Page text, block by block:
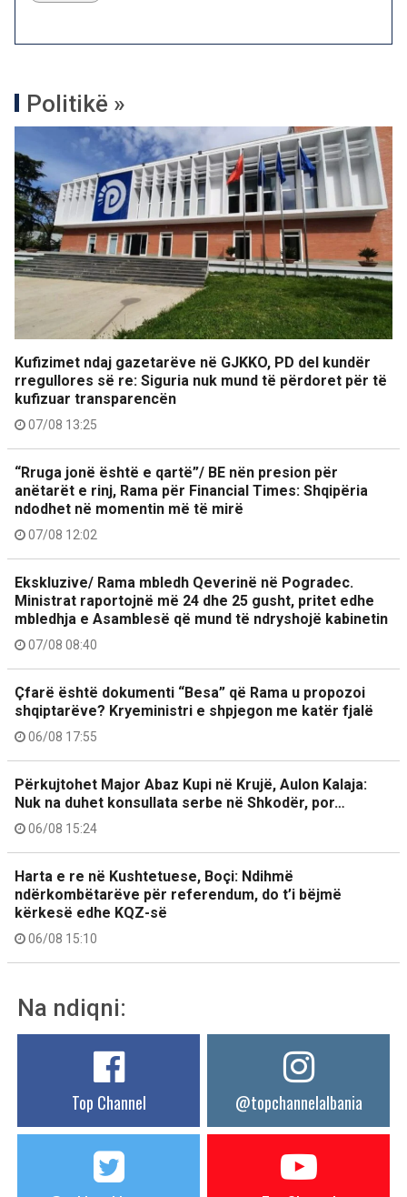
Politikë »
Kufizimet ndaj gazetarëve në GJKKO, PD del kundër
rregullores së re: Siguria nuk mund të përdoret për të
kufizuar transparencën
07/08 13:25
“Rruga jonë është e qartë”/ BE nën presion për
anëtarët e rinj, Rama për Financial Times: Shqipëria
ndodhet në momentin më të mirë
07/08 12:02
Ekskluzive/ Rama mbledh Qeverinë në Pogradec.
Ministrat raportojnë më 24 dhe 25 gusht, pritet edhe
mbledhja e Asamblesë që mund të ndryshojë kabinetin
07/08 08:40
Çfarë është dokumenti “Besa” që Rama u propozoi
shqiptarëve? Kryeministri e shpjegon me katër fjalë
06/08 17:55
Përkujtohet Major Abaz Kupi në Krujë, Aulon Kalaja:
Nuk na duhet konsullata serbe në Shkodër, por…
06/08 15:24
Harta e re në Kushtetuese, Boçi: Ndihmë
ndërkombëtarëve për referendum, do t’i bëjmë
kërkesë edhe KQZ-së
06/08 15:10
Na ndiqni:
Top Channel @topchannelalbania